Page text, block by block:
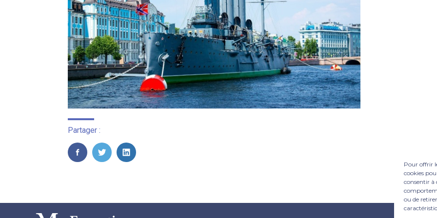
Pour offrir
cookies
consentir à
ou de
Partager :
FaceBook
TwitterLinkedIn